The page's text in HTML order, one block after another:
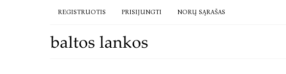
REGISTRUOTIS PRISIJUNGTI NORŲ SĄRAŠAS